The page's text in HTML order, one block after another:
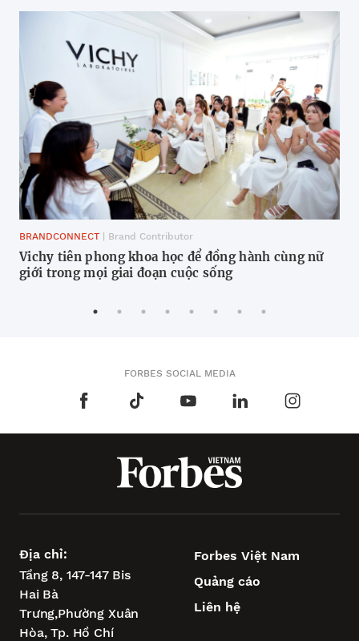
BRANDCONNECT | Brand Contributor
Vichy tiên phong khoa học để đồng hành cùng nữ
giới trong mọi giai đoạn cuộc sống
FORBES SOCIAL MEDIA
Địa chỉ:
Tầng 8, 147-147 Bis
Hai Bà
Trưng,Phường Xuân
Hòa,Tp. Hồ Chí
Forbes Việt Nam
Quảng cáo
Liên hệ